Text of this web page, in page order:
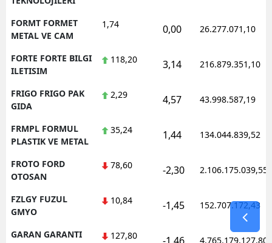
FORMT FORMET
METAL VE CAM
1,74 0,00 26.277.071,10
FORTE FORTE BILGI
ILETISIM
118,20 3,14 216.879.351,10
FRIGO FRIGO PAK
GIDA
2,29 4,57 43.998.587,19
FRMPL FORMUL
PLASTIK VE METAL
35,24 1,44 134.044.839,52
FROTO FORD
OTOSAN
78,60 -2,30 2.106.175.039,55
FZLGY FUZUL
GMYO
10,84 -1,45 152.707.172,43
GARAN GARANTI
127,80 4.765.179.127,80